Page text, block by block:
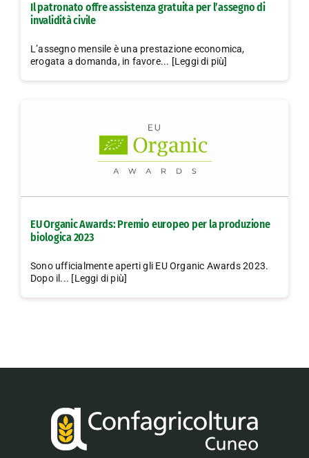
Lavora con noi
Il patronato offre assistenza gratuita per l’assegno di
invalidità civile
L’assegno mensile è una prestazione economica,
erogata a domanda, in favore... [Leggi di più]
EU Organic Awards: Premio europeo per la produzione
biologica 2023
Sono ufficialmente aperti gli EU Organic Awards 2023.
Dopo il... [Leggi di più]